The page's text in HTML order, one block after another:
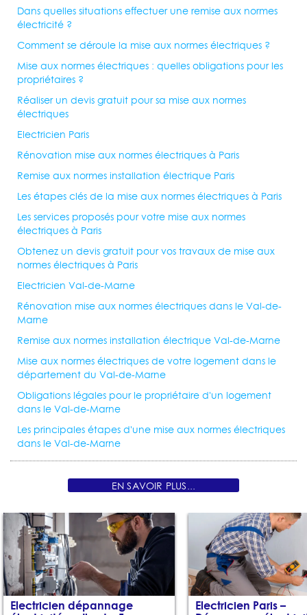
Mise aux normes électriques Neuilly sur Seine 92200
Mise aux
normes électriques Saint Cloud 92210
électriques Bagneux 92220
Mise aux normes électriques
Gennevilliers 92230
Mise aux normes électriques Malakoff
92240
Mise aux normes électriques La Garenne Colombes
92250
Mise aux normes électriques Fontenay aux Roses
92260
Mise aux normes électriques Bois Colombes 92270
Mise aux normes électriques Chatenay Malabry 92290
normes électriques Levallois Perret 92300
Mise aux normes
électriques Sevres 92310
Mise aux normes électriques Chatillon
92320
Mise aux normes électriques Sceaux 92330
Mise aux
électriques Le Plessis Robinson 92350
92380
Mise aux normes électriques Villeneuve la Garenne
92390
Mise aux normes électriques Courbevoie 92400
électriques Vaucresson 92420
Mise aux normes électriques
92600
Mise aux normes électriques Colombes 92700
Dans quelles situations effectuer une remise aux normes
électricité ?
Comment se déroule la mise aux normes électriques ?
Mise aux normes électriques : quelles obligations pour les
propriétaires ?
Réaliser un devis gratuit pour sa mise aux normes
électriques
Electricien Paris
Rénovation mise aux normes électriques à Paris
Remise aux normes installation électrique Paris
Les étapes clés de la mise aux normes électriques à Paris
Les services proposés pour votre mise aux normes
électriques à Paris
Obtenez un devis gratuit pour vos travaux de mise aux
normes électriques à Paris
Electricien Val-de-Marne
Rénovation mise aux normes électriques dans le Val-de-
Marne
Remise aux normes installation électrique Val-de-Marne
Mise aux normes électriques de votre logement dans le
département du Val-de-Marne
Obligations légales pour le propriétaire d'un logement
dans le Val-de-Marne
Les principales étapes d'une mise aux normes électriques
dans le Val-de-Marne
EN SAVOIR PLUS...
Electricien dépannage Electricien Paris –